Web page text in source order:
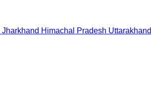
Jharkhand Himachal Pradesh Uttarakhand